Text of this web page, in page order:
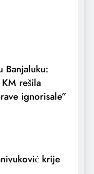
Banjaluku:
rešila
ignorisale”
krije